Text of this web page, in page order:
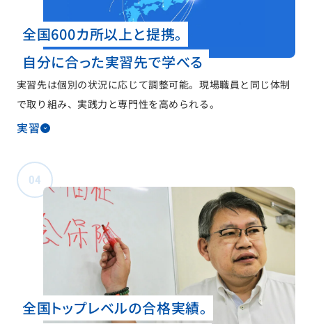
全国600カ所以上と提携。
自分に合った実習先で学べる
実習先は個別の状況に応じて調整可能。現場職員と同じ体制
で取り組み、実践力と専門性を高められる。
実習
04
全国トップレベルの合格実績。